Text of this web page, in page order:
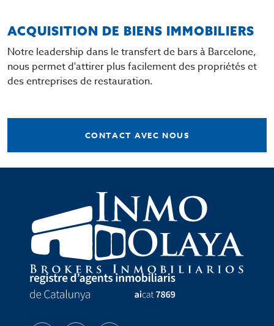
ACQUISITION DE BIENS IMMOBILIERS
Notre leadership dans le transfert de bars à Barcelone,
nous permet d'attirer plus facilement des propriétés et
des entreprises de restauration.
CONTACT AVEC NOUS